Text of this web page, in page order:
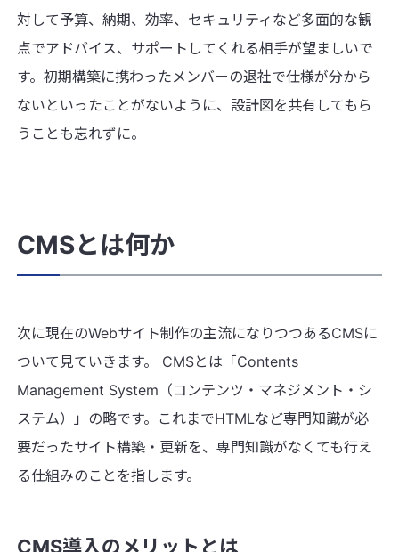
対して予算、納期、効率、セキュリティなど多面的な観
点でアドバイス、サポートしてくれる相手が望ましいで
す。初期構築に携わったメンバーの退社で仕様が分から
ないといったことがないように、設計図を共有してもら
うことも忘れずに。
CMSとは何か
次に現在のWebサイト制作の主流になりつつあるCMSに
ついて見ていきます。 CMSとは「Contents
Management System（コンテンツ・マネジメント・シ
ステム）」の略です。これまでHTMLなど専門知識が必
要だったサイト構築・更新を、専門知識がなくても行え
る仕組みのことを指します。
CMS導入のメリットとは